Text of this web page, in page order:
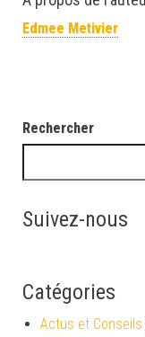
Edmee Metivier
Rechercher
Suivez-nous
Catégories
Actus et Conseils